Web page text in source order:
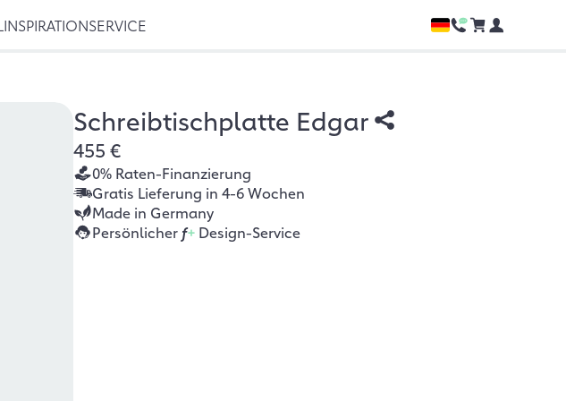
INSPIRATIONSERVICE
Schreibtischplatte Edgar
455 €
0% Raten-Finanzierung
Gratis Lieferung in 4-6 Wochen
Made in Germany
Persönlicher f+Design-Service